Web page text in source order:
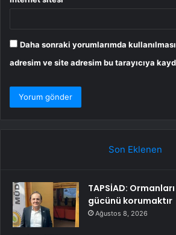
Daha sonraki yorumlarımda
adresim ve site adresim bu tarayıcıya
Son Eklenen
TAPSİAD:
gücünü korumaktır
Ağustos 8, 2026